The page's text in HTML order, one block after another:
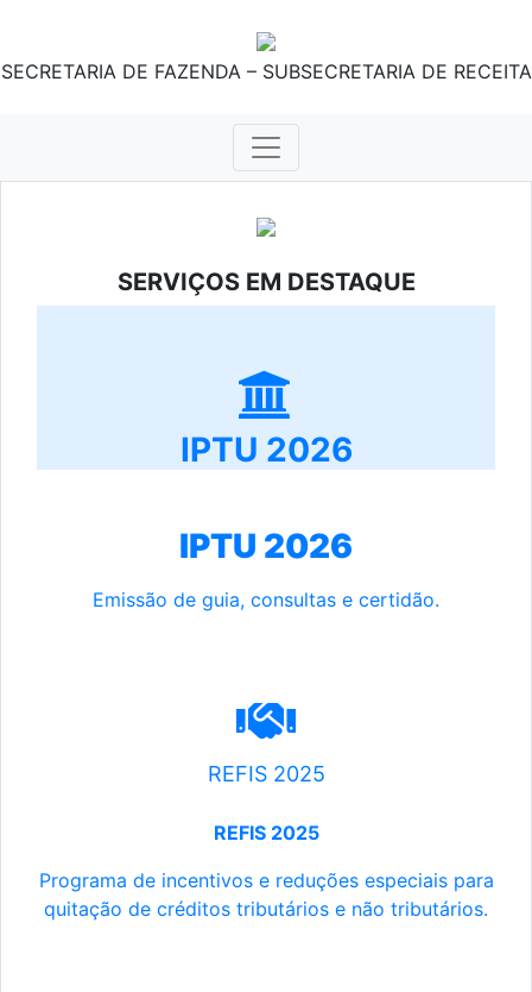
SECRETARIA DE FAZENDA – SUBSECRETARIA DE RECEITA
SERVIÇOS EM DESTAQUE
IPTU 2026
IPTU 2026
Emissão de guia, consultas e certidão.
REFIS 2025
REFIS 2025
Programa de incentivos e reduções especiais para
quitação de créditos tributários e não tributários.